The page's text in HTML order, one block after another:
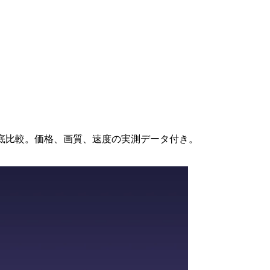
較。価格、画質、速度の実測データ付き。